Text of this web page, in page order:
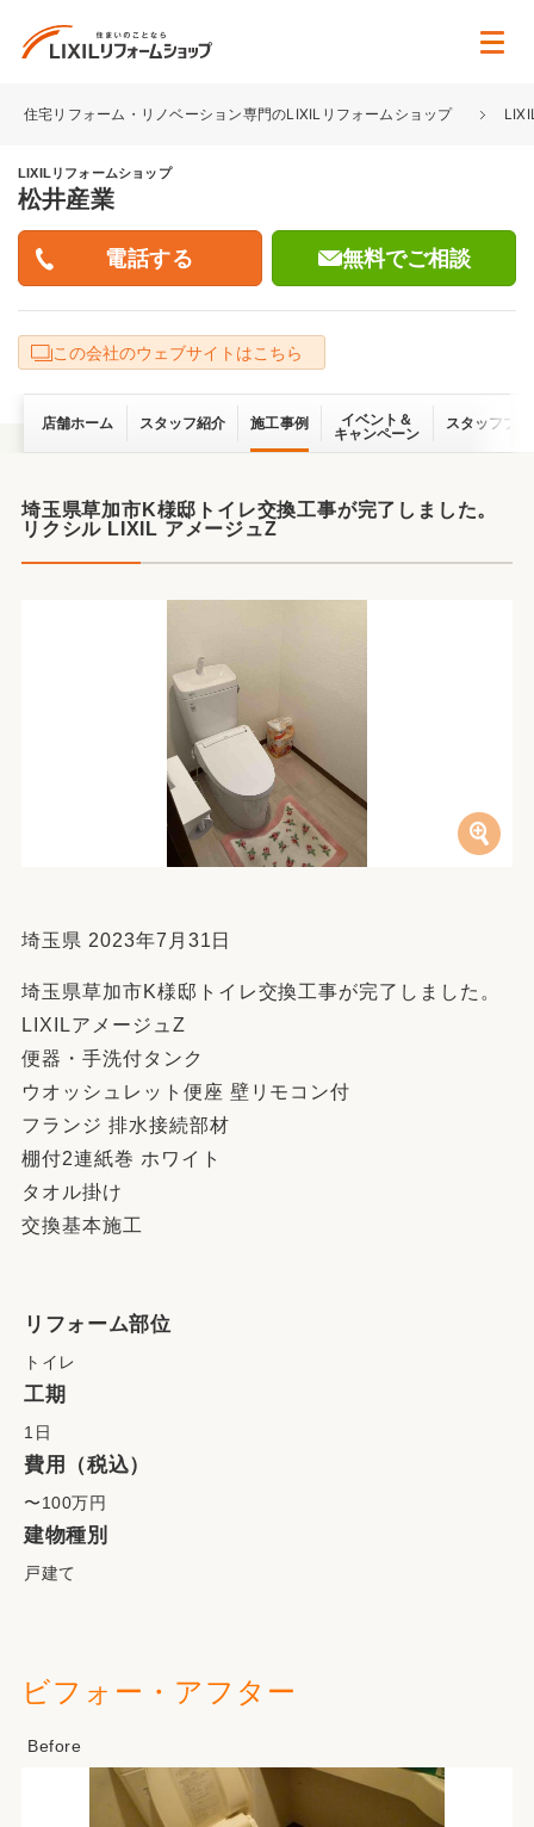
住宅リフォーム・リノベーション専門のLIXILリフォームショップ
LIXILリフォームショップ
松井産業
無料でご相談
この会社のウェブサイトはこちら
店舗ホーム スタッフ紹介 施工事例
イベント＆
キャンペーン
スタッフブ
埼玉県草加市K様邸トイレ交換工事が完了しました。
リクシル LIXIL アメージュZ
埼玉県 2023年7月31日
埼玉県草加市K様邸トイレ交換工事が完了しました。
LIXILアメージュZ
便器・手洗付タンク
ウオッシュレット便座 壁リモコン付
フランジ 排水接続部材
棚付2連紙巻 ホワイト
タオル掛け
交換基本施工
リフォーム部位
トイレ
工期
1日
費用（税込）
〜100万円
建物種別
戸建て
ビフォー・アフター